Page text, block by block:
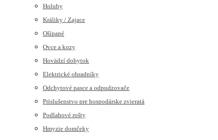
Holuby
Králiky / Zajace
Ošípané
Ovce a kozy
Hovädzí dobytok
Elektrické ohradníky
Odchytové pasce a odpudzovače
Príslušenstvo pre hospodárske zvieratá
Podlahové rošty
Hmyzie domčeky